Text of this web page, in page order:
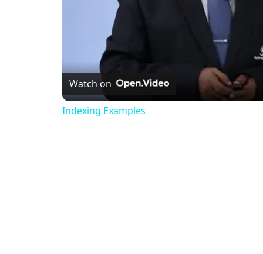
Watch on
Indexing Examples